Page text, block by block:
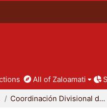
All of Zaloamati
Coordinación Divisional de Posgrado